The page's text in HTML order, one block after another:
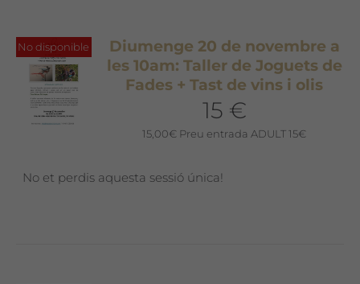
No disponible
Diumenge 20 de novembre a
les 10am: Taller de Joguets de
Fades + Tast de vins i olis
15 €
15,00€ Preu entrada ADULT 15€
No et perdis aquesta sessió única!